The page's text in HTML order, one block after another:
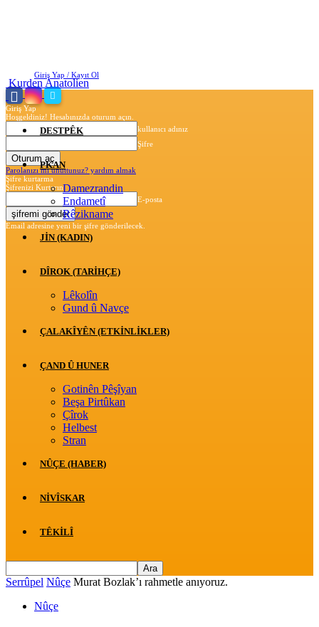
Giriş Yap / Kayıt Ol
Giriş Yap
Hoşgeldiniz! Hesabınızda oturum açın.
kullanıcı adınız
Şifre
Parolanızı mı unuttunuz? yardım almak
Şifre kurtarma
Şifrenizi Kurtarın
E-posta
Email adresine yeni bir şifre gönderilecek.
Kurden Anatolien
DESTPÊK
PKAN
Damezrandin
Endametî
Rêzikname
JİN (KADIN)
DÎROK (TARİHÇE)
Lêkolîn
Gund û Navçe
ÇALAKÎYÊN (ETKINLIKLER)
ÇAND Û HUNER
Gotinên Pêşîyan
Beşa Pirtûkan
Çîrok
Helbest
Stran
NÛÇE (HABER)
NIVÎSKAR
TÊKILÎ
Serrûpel Nûçe Murat Bozlak’ı rahmetle anıyoruz.
Nûçe